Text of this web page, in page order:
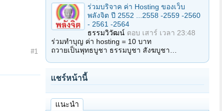
#1
ร่วมบริจาค ค่า Hosting ของเว็บ
พลังจิต ปี 2552 ...2558 -2559 -2560
- 2561 -2564
ธรรมวิวัฒน์ ตอบ เสาร์ เวลา 23:48
ร่วมทำบุญ ค่า hosting = 10 บาท
ถวายเป็นพุทธบูชา ธรรมบูชา สังฆบูชา…
แชร์หน้านี้
แนะนำ